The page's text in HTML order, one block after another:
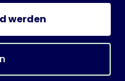
werden